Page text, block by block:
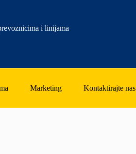
i linijama
Marketing Kontaktirajte nas